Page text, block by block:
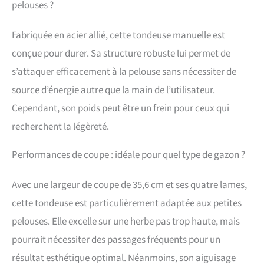
pelouses ?
Fabriquée en acier allié, cette tondeuse manuelle est
conçue pour durer. Sa structure robuste lui permet de
s’attaquer efficacement à la pelouse sans nécessiter de
source d’énergie autre que la main de l’utilisateur.
Cependant, son poids peut être un frein pour ceux qui
recherchent la légèreté.
Performances de coupe : idéale pour quel type de gazon ?
Avec une largeur de coupe de 35,6 cm et ses quatre lames,
cette tondeuse est particulièrement adaptée aux petites
pelouses. Elle excelle sur une herbe pas trop haute, mais
pourrait nécessiter des passages fréquents pour un
résultat esthétique optimal. Néanmoins, son aiguisage